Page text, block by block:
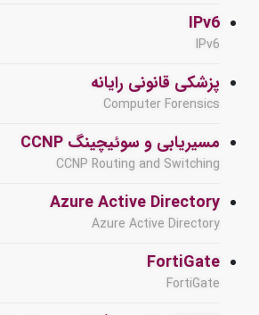
IPv6
IPv6
پزشکی قانونی رایانه
Computer Forensics
مسیریابی و سوئیچینگ CCNP
CCNP Routing and Switching
Azure Active Directory
Azure Active Directory
FortiGate
FortiGate